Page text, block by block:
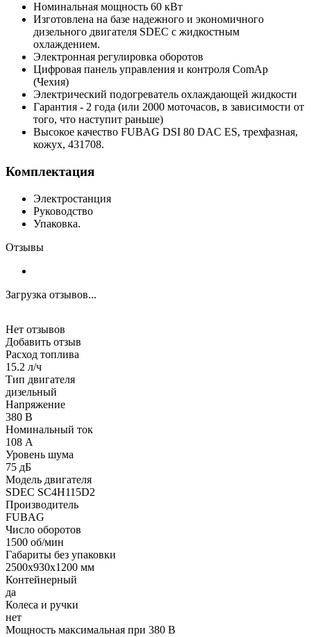
Номинальная мощность 60 кВт
Изготовлена на базе надежного и экономичного
дизельного двигателя SDEC с жидкостным
охлаждением.
Электронная регулировка оборотов
Цифровая панель управления и контроля ComAp
(Чехия)
Электрический подогреватель охлаждающей жидкости
Гарантия - 2 года (или 2000 моточасов, в зависимости от
того, что наступит раньше)
Высокое качество FUBAG DSI 80 DAC ES, трехфазная,
кожух, 431708.
Комплектация
Электростанция
Руководство
Упаковка.
Отзывы
Загрузка отзывов...
Нет отзывов
Добавить отзыв
Расход топлива
15.2 л/ч
Тип двигателя
дизельный
Напряжение
380 В
Номинальный ток
108 А
Уровень шума
75 дБ
Модель двигателя
SDEC SC4H115D2
Производитель
FUBAG
Число оборотов
1500 об/мин
Габариты без упаковки
2500х930х1200 мм
Контейнерный
да
Колеса и ручки
нет
Мощность максимальная при 380 В